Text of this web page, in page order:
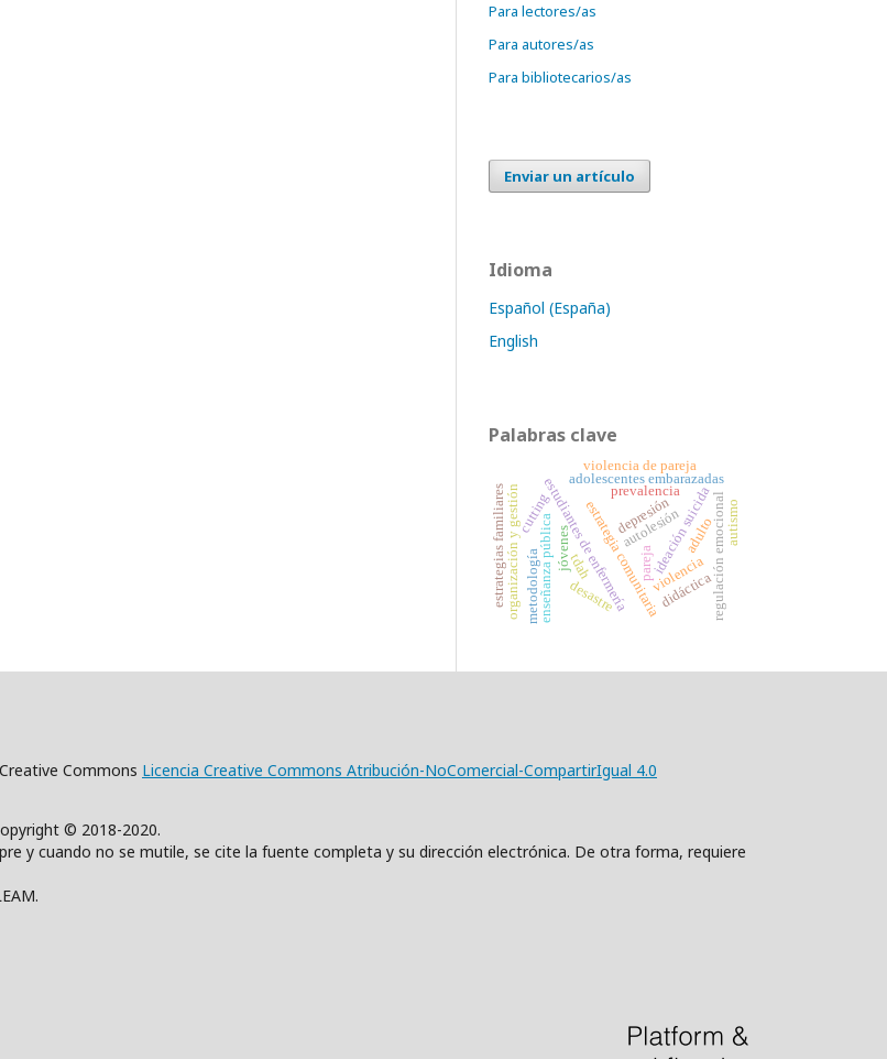
Para lectores/as
Para autores/as
Para bibliotecarios/as
Enviar un artículo
Idioma
Español (España)
English
Palabras clave
violencia
estudiantes de enfermería
estrategia comunitariaideación suicida
jóvenes
adolescentes embarazadas
autolesión
cutting regulación emocional
tdah
depresión
prevalencia
violencia de pareja
autismo
enseñanza pública
organización y gestión adulto
metodología pareja
didáctica
desastre
estrategias familiares
Commons Licencia Creative Commons Atribución-NoComercial-CompartirIgual 4.0
© 2018-2020.
y cuando no se mutile, se cite la fuente completa y su dirección electrónica. De otra forma, requiere